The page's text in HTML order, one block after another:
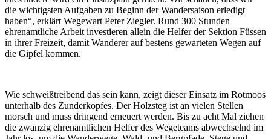
die wichtigsten Aufgaben zu Beginn der Wandersaison erledigt
haben“, erklärt Wegewart Peter Ziegler. Rund 300 Stunden
ehrenamtliche Arbeit investieren allein die Helfer der Sektion Füssen
in ihrer Freizeit, damit Wanderer auf bestens gewarteten Wegen auf
die Gipfel kommen.
Wie schweißtreibend das sein kann, zeigt dieser Einsatz im Rotmoos
unterhalb des Zunderkopfes. Der Holzsteg ist an vielen Stellen
morsch und muss dringend erneuert werden. Bis zu acht Mal ziehen
die zwanzig ehrenamtlichen Helfer des Wegeteams abwechselnd im